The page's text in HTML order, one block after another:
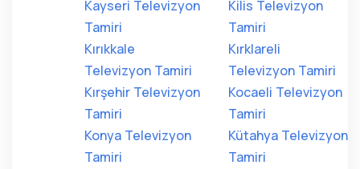
Kayseri Televizyon
Tamiri
Kilis Televizyon
Tamiri
Kırıkkale
Televizyon Tamiri
Kırklareli
Televizyon Tamiri
Kırşehir Televizyon
Tamiri
Kocaeli Televizyon
Tamiri
Konya Televizyon
Tamiri
Kütahya Televizyon
Tamiri